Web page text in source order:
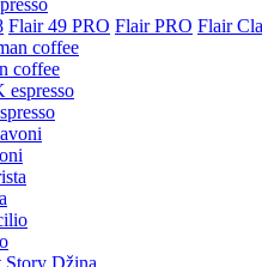
Flair 49 PRO Flair PRO Flair
coffee